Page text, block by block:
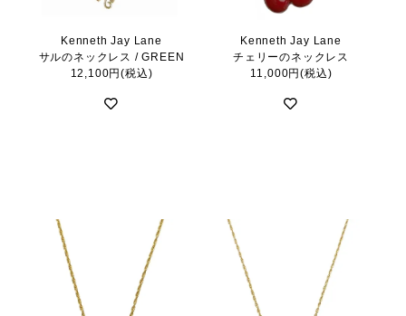
Kenneth Jay Lane
サルのネックレス / GREEN
12,100円(税込)
Kenneth Jay Lane
チェリーのネックレス
11,000円(税込)